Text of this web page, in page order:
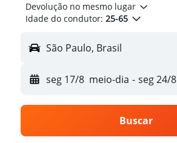
Devolução no mesmo lugar
Idade do condutor: 25-65
São Paulo, Brasil
seg 17/8 meio-dia - seg 24/8
Buscar